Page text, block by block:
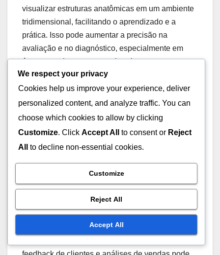
visualizar estruturas anatômicas em um ambiente
tridimensional, facilitando o aprendizado e a
prática. Isso pode aumentar a precisão na
avaliação e no diagnóstico, especialmente em
áreas complexas como a cirurgia.
Integração de Dados
Multimídia
A integração de dados multimídia nas ferramentas
de avaliação de imagem está se tornando uma
imagens com informações textuais, vídeos e
dados em tempo real para fornecer uma análise
mais completa e contextualizada.
Por exemplo, em um ambiente de marketing, a
We respect your privacy
Cookies help us improve your experience, deliver
personalized content, and analyze traffic. You can
choose which cookies to allow by clicking
Customize. Click Accept All to consent or Reject
All
to decline non-essential cookies.
Customize
Reject All
Accept All